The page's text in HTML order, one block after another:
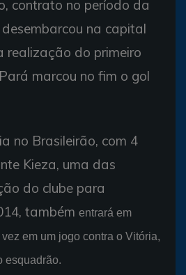
contrato no período da
na capital
realização do primeiro
marcou no fim o gol
no Brasileirão, com 4
Kieza, uma das
do clube para
também entrará em
em um jogo contra o Vitória,
esquadrão.